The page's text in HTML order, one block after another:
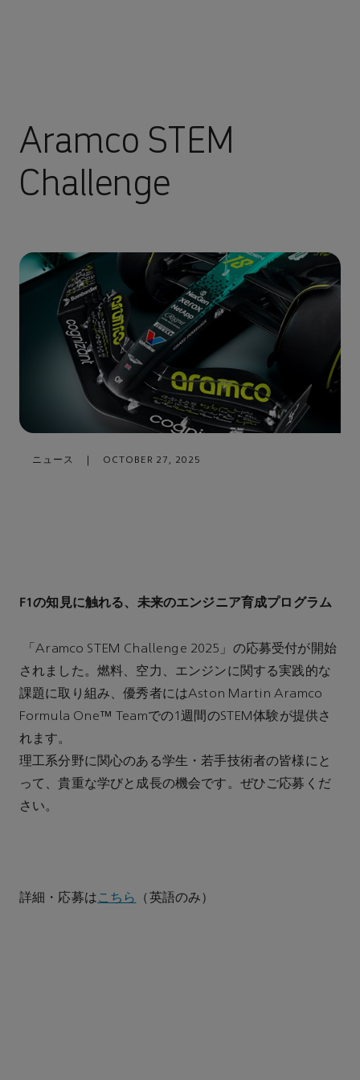
Aramco STEM
Challenge
ニュース OCTOBER 27, 2025
F1の知見に触れる、未来のエンジニア育成プログラム
「Aramco STEM Challenge 2025」の応募受付が開始
されました。燃料、空力、エンジンに関する実践的な
課題に取り組み、優秀者にはAston Martin Aramco
Formula One™ Teamでの1週間のSTEM体験が提供さ
れます。
理工系分野に関心のある学生・若手技術者の皆様にと
って、貴重な学びと成長の機会です。ぜひご応募くだ
さい。
詳細・応募はこちら （英語のみ）